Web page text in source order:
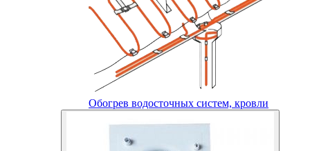
Обогрев водосточных систем, кровли